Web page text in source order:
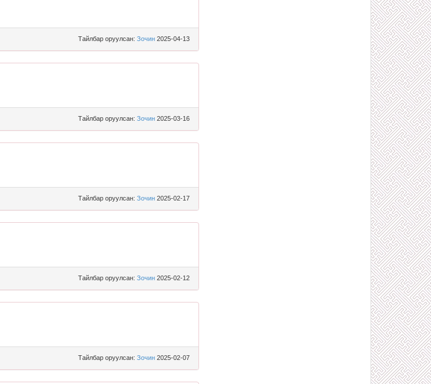
Тайлбар оруулсан: Зочин 2025-04-13
Тайлбар оруулсан: Зочин 2025-03-16
Тайлбар оруулсан: Зочин 2025-02-17
Тайлбар оруулсан: Зочин 2025-02-12
Тайлбар оруулсан: Зочин 2025-02-07